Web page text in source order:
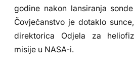
godine nakon lansiranja
Čovječanstvo je dotaklo
direktorica Odjela za
misije u NASA-i.